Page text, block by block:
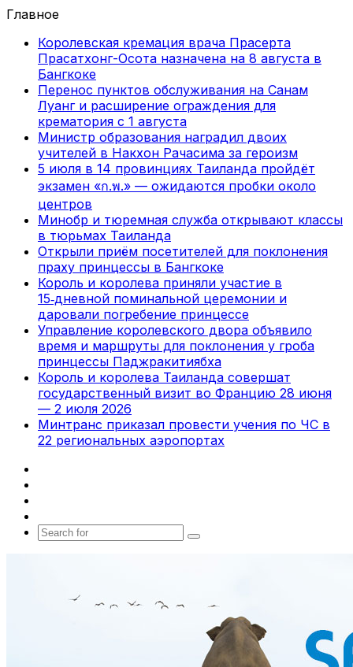
Главное
Королевская кремация врача Прасерта
Прасатхонг-Осота назначена на 8 августа в
Бангкоке
Перенос пунктов обслуживания на Санам
Луанг и расширение ограждения для
крематория с 1 августа
Министр образования наградил двоих
учителей в Накхон Рачасима за героизм
5 июля в 14 провинциях Таиланда пройдёт
экзамен «ก.พ.» — ожидаются пробки около
центров
Минобр и тюремная служба открывают классы
в тюрьмах Таиланда
Открыли приём посетителей для поклонения
праху принцессы в Бангкоке
Король и королева приняли участие в
15‑дневной поминальной церемонии и
даровали погребение принцессе
Управление королевского двора объявило
время и маршруты для поклонения у гроба
принцессы Паджракитиябха
Король и королева Таиланда совершат
государственный визит во Францию 28 июня
— 2 июля 2026
Минтранс приказал провести учения по ЧС в
22 региональных аэропортах
Search